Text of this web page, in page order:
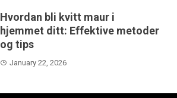
Hvordan bli kvitt maur i
hjemmet ditt: Effektive metoder
og tips
January 22, 2026